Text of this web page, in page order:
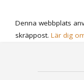
Denna webbplats
skräppost. Lär dig